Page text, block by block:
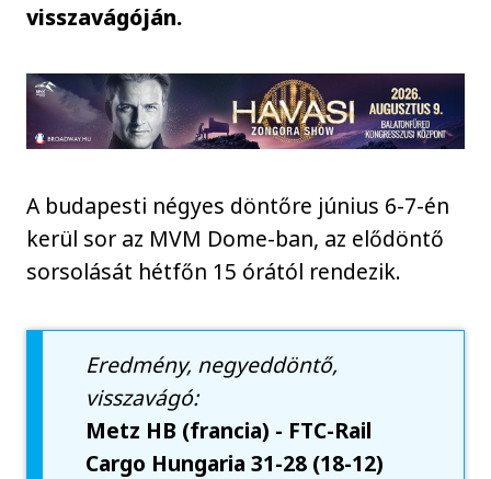
visszavágóján.
A budapesti négyes döntőre június 6-7-én
kerül sor az MVM Dome-ban, az elődöntő
sorsolását hétfőn 15 órától rendezik.
Eredmény, negyeddöntő,
visszavágó:
Metz HB (francia) - FTC-Rail
Cargo Hungaria 31-28 (18-12)